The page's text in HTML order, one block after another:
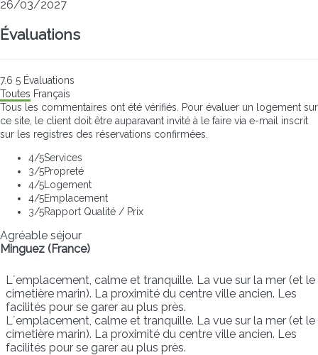
26/03/2027
Évaluations
7.6 5 Évaluations
Toutes Français
Tous les commentaires ont été vérifiés. Pour évaluer un logement sur
ce site, le client doit être auparavant invité à le faire via e-mail inscrit
sur les registres des réservations confirmées.
4/5Services
3/5Propreté
4/5 Logement
4/5Emplacement
3/5Rapport Qualité / Prix
Agréable séjour
Minguez (France)
L´emplacement, calme et tranquille. La vue sur la mer (et le
cimetière marin). La proximité du centre ville ancien. Les
facilités pour se garer au plus près.
L´emplacement, calme et tranquille. La vue sur la mer (et le
cimetière marin). La proximité du centre ville ancien. Les
facilités pour se garer au plus près.